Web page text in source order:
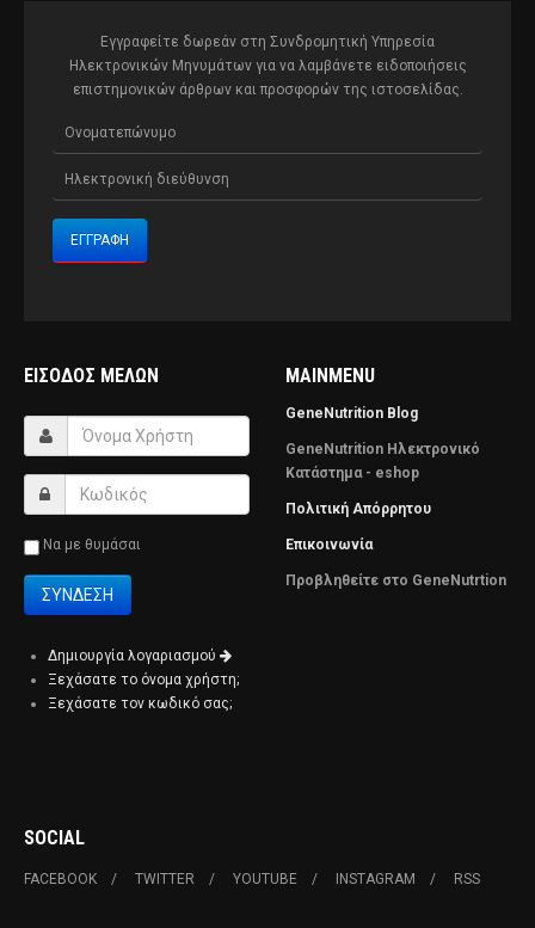
Εγγραφείτε δωρεάν στη Συνδρομητική Υπηρεσία
Ηλεκτρονικών Μηνυμάτων για να λαμβάνετε ειδοποιήσεις
επιστημονικών άρθρων και προσφορών της ιστοσελίδας.
ΕΊΣΟΔΟΣ ΜΕΛΏΝ
Να με θυμάσαι
Δημιουργία λογαριασμού
Ξεχάσατε το όνομα χρήστη;
Ξεχάσατε τον κωδικό σας;
MAINMENU
GeneNutrition Blog
GeneNutrition Ηλεκτρονικό
Κατάστημα - eshop
Πολιτική Απόρρητου
Επικοινωνία
Προβληθείτε στο GeneNutrtion
SOCIAL
FACEBOOK TWITTER YOUTUBE INSTAGRAM RSS